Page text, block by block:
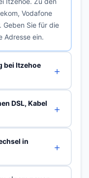
Vodafone
Geben Sie für die
Adresse ein.
bei Itzehoe
DSL, Kabel
in